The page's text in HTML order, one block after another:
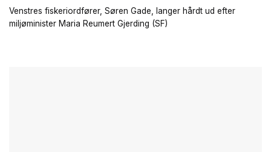
Venstres fiskeriordfører, Søren Gade, langer hårdt ud efter
miljøminister Maria Reumert Gjerding (SF)